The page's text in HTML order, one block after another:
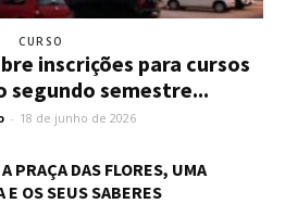
CURSO
inscrições para cursos
segundo semestre...
- 18 de junho de 2026
PRAÇA DAS FLORES, UMA
E OS SEUS SABERES